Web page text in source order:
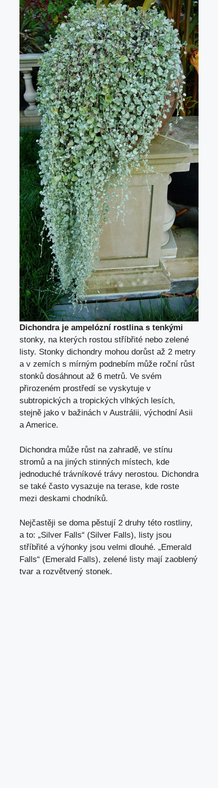
Dichondra je ampelózní rostlina s tenkými
stonky, na kterých rostou stříbřité nebo zelené
listy. Stonky dichondry mohou dorůst až 2 metry
a v zemích s mírným podnebím může roční růst
stonků dosáhnout až 6 metrů. Ve svém
přirozeném prostředí se vyskytuje v
subtropických a tropických vlhkých lesích,
stejně jako v bažinách v Austrálii, východní Asii
a Americe.
Dichondra může růst na zahradě, ve stínu
stromů a na jiných stinných místech, kde
jednoduché trávníkové trávy nerostou. Dichondra
se také často vysazuje na terase, kde roste
mezi deskami chodníků.
Nejčastěji se doma pěstují 2 druhy této rostliny,
a to: „Silver Falls“ (Silver Falls), listy jsou
stříbřité a výhonky jsou velmi dlouhé. „Emerald
Falls“ (Emerald Falls), zelené listy mají zaoblený
tvar a rozvětvený stonek.